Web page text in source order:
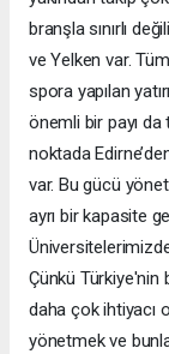
branşla sınırlı
ve Yelken var.
spora yapılan
önemli bir payı
noktada
var. Bu gücü
ayrı bir kapasite
Çünkü Türkiye'nin
daha çok ihtiyacı
yönetmek ve